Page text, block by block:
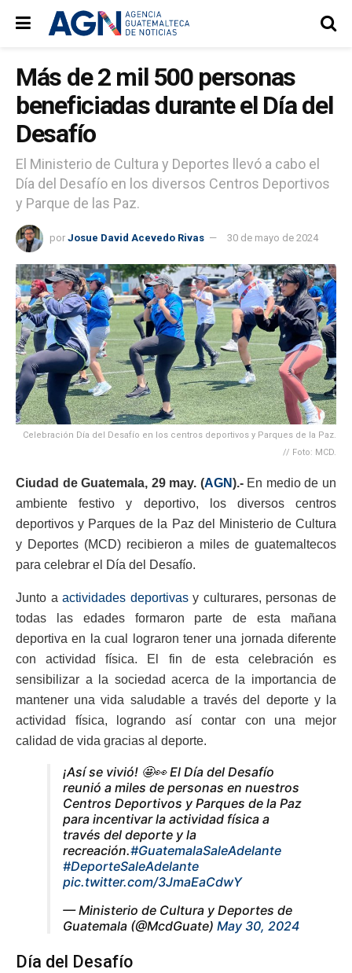
Más de 2 mil 500 personas
beneficiadas durante el Día del
Desafío
El Ministerio de Cultura y Deportes llevó a cabo el
Día del Desafío en los diversos Centros Deportivos
y Parque de las Paz.
por Josue David Acevedo Rivas 30 de mayo de 2024
Celebración Día del Desafío en los centros deportivos y Parques de la Paz.
// Foto: MCD.
Ciudad de Guatemala, 29 may. (AGN).- En medio de un
ambiente festivo y deportivo, los diversos centros
deportivos y Parques de la Paz del Ministerio de Cultura
y Deportes (MCD) recibieron a miles de guatemaltecos
para celebrar el Día del Desafío.
Junto aactividades deportivasy culturares, personas de
todas las edades formaron parte de esta mañana
deportiva en la cual lograron tener una jornada diferente
con actividad física. El fin de esta celebración es
sensibilizar a la sociedad acerca de la importancia de
mantener una vida saludable a través del deporte y la
actividad física, logrando así contar con una mejor
calidad de vida gracias al deporte.
¡Así se vivió! 🤩👀 El Día del Desafío
reunió a miles de personas en nuestros
Centros Deportivos y Parques de la Paz
para incentivar la actividad física a
través del deporte y la
recreación.#GuatemalaSaleAdelante
#DeporteSaleAdelante
pic.twitter.com/3JmaEaCdwY
— Ministerio de Cultura y Deportes de
Guatemala (@McdGuate) May 30, 2024
Día del Desafío